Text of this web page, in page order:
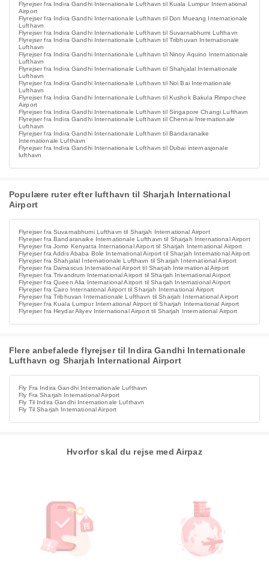
Flyrejser fra Indira Gandhi Internationale Lufthavn til Kuala Lumpur International
Airport
Flyrejser fra Indira Gandhi Internationale Lufthavn til Don Mueang Internationale
Lufthavn
Flyrejser fra Indira Gandhi Internationale Lufthavn til Suvarnabhumi Lufthavn
Flyrejser fra Indira Gandhi Internationale Lufthavn til Tribhuvan Internationale
Lufthavn
Flyrejser fra Indira Gandhi Internationale Lufthavn til Ninoy Aquino Internationale
Lufthavn
Flyrejser fra Indira Gandhi Internationale Lufthavn til Shahjalal Internationale
Lufthavn
Flyrejser fra Indira Gandhi Internationale Lufthavn til Noi Bai Internationale
Lufthavn
Flyrejser fra Indira Gandhi Internationale Lufthavn til Kushok Bakula Rimpochee
Airport
Flyrejser fra Indira Gandhi Internationale Lufthavn til Singapore Changi Lufthavn
Flyrejser fra Indira Gandhi Internationale Lufthavn til Chennai Internationale
Lufthavn
Flyrejser fra Indira Gandhi Internationale Lufthavn til Bandaranaike
Internationale Lufthavn
Flyrejser fra Indira Gandhi Internationale Lufthavn til Dubai internasjonale
lufthavn
Populære ruter efter lufthavn til Sharjah International
Airport
Flyrejser fra Suvarnabhumi Lufthavn til Sharjah International Airport
Flyrejser fra Bandaranaike Internationale Lufthavn til Sharjah International Airport
Flyrejser fra Jomo Kenyatta International Airport til Sharjah International Airport
Flyrejser fra Addis Ababa Bole International Airport til Sharjah International Airport
Flyrejser fra Shahjalal Internationale Lufthavn til Sharjah International Airport
Flyrejser fra Damascus International Airport til Sharjah International Airport
Flyrejser fra Trivandrum International Airport til Sharjah International Airport
Flyrejser fra Queen Alia International Airport til Sharjah International Airport
Flyrejser fra Cairo International Airport til Sharjah International Airport
Flyrejser fra Tribhuvan Internationale Lufthavn til Sharjah International Airport
Flyrejser fra Kuala Lumpur International Airport til Sharjah International Airport
Flyrejser fra Heydar Aliyev International Airport til Sharjah International Airport
Flere anbefalede flyrejser til Indira Gandhi Internationale
Lufthavn og Sharjah International Airport
Fly Fra Indira Gandhi Internationale Lufthavn
Fly Fra Sharjah International Airport
Fly Til Indira Gandhi Internationale Lufthavn
Fly Til Sharjah International Airport
Hvorfor skal du rejse med Airpaz